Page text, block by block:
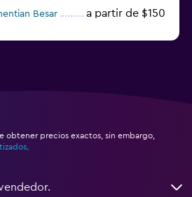
Besar
a partir de $150
obtener precios exactos, sin embargo,